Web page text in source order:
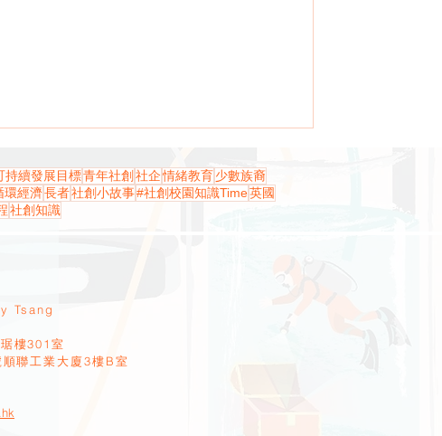
持續發展目標青年社創 社企情緒教育少數族裔
環經濟長者社創小故事#社創校園知識Time英國
社創知識
Tsang
樓301室
聯工業大廈3樓B室